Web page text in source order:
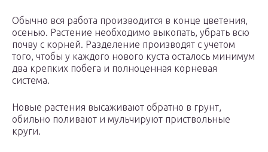
Обычно вся работа производится в конце цветения,
осенью. Растение необходимо выкопать, убрать всю
почву с корней. Разделение производят с учетом
того, чтобы у каждого нового куста осталось минимум
два крепких побега и полноценная корневая
система.
Новые растения высаживают обратно в грунт,
обильно поливают и мульчируют приствольные
круги.